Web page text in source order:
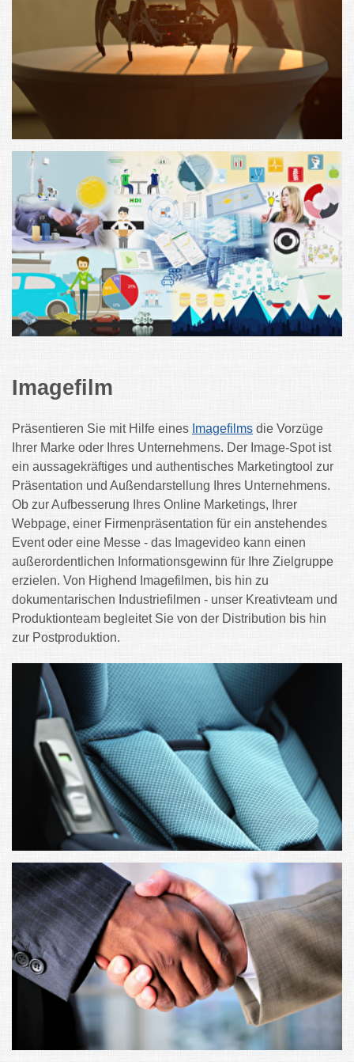
Imagefilm
Präsentieren Sie mit Hilfe eines Imagefilms die Vorzüge
Ihrer Marke oder Ihres Unternehmens. Der Image-Spot ist
ein aussagekräftiges und authentisches Marketingtool zur
Präsentation und Außendarstellung Ihres Unternehmens.
Ob zur Aufbesserung Ihres Online Marketings, Ihrer
Webpage, einer Firmenpräsentation für ein anstehendes
Event oder eine Messe - das Imagevideo kann einen
außerordentlichen Informationsgewinn für Ihre Zielgruppe
erzielen. Von Highend Imagefilmen, bis hin zu
dokumentarischen Industriefilmen - unser Kreativteam und
Produktionteam begleitet Sie von der Distribution bis hin
zur Postproduktion.